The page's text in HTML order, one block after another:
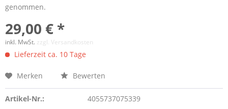
genommen.
29,00 € *
inkl. MwSt. zzgl. Versandkosten
Lieferzeit ca. 10 Tage
Merken Bewerten
Artikel-Nr.: 4055737075339